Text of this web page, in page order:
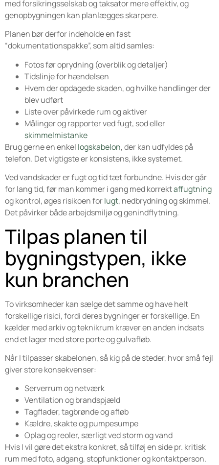
med forsikringsselskab og taksator mere effektiv, og
genopbygningen kan planlægges skarpere.
Planen bør derfor indeholde en fast
“dokumentationspakke”, som altid samles:
Fotos før oprydning (overblik og detaljer)
Tidslinje for hændelsen
Hvem der opdagede skaden, og hvilke handlinger der
blev udført
Liste over påvirkede rum og aktiver
Målinger og rapporter ved fugt, sod eller
skimmelmistanke
Brug gerne en enkel logskabelon, der kan udfyldes på
telefon. Det vigtigste er konsistens, ikke systemet.
Ved vandskader er fugt og tid tæt forbundne. Hvis der går
for lang tid, før man kommer i gang med korrektaffugtning
og kontrol, øges risikoen forlugt, nedbrydning og skimmel.
Det påvirker både arbejdsmiljø og genindflytning.
Tilpas planen til
bygningstypen, ikke
kun branchen
To virksomheder kan sælge det samme og have helt
forskellige risici, fordi deres bygninger er forskellige. En
kælder med arkiv og teknikrum kræver en anden indsats
end et lager med store porte og gulvafløb.
Når I tilpasser skabelonen, så kig på de steder, hvor små fejl
giver store konsekvenser:
Serverrum og netværk
Ventilation og brandspjæld
Tagflader, tagbrønde og afløb
Kældre, skakte og pumpesumpe
Oplag og reoler, særligt ved storm og vand
Hvis I vil gøre det ekstra konkret, så tilføj en side pr. kritisk
rum med foto, adgang, stopfunktioner og kontaktperson.